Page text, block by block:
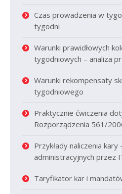
Czas prowadzenia w
tygodni
Warunki prawidłowych
tygodniowych – analiza
Warunki rekompensaty
tygodniowego
Praktycznie ćwiczenia
Rozporządzenia 561/
Przykłady naliczenia
administracyjnych przez
Taryfikator kar i